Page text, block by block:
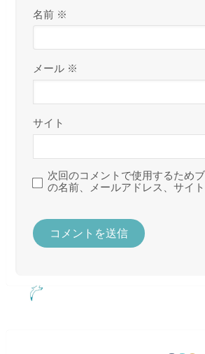
名前 ※
メール ※
サイト
次回のコメントで使用するため
の名前、メールアドレス、サイト